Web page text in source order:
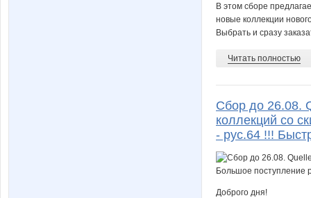
В этом сборе
новые коллекции
Выбрать и сразу
Читать полностью
Сбор до 26.08.
коллекций со
- рус.64 !!!
Доброго дня!